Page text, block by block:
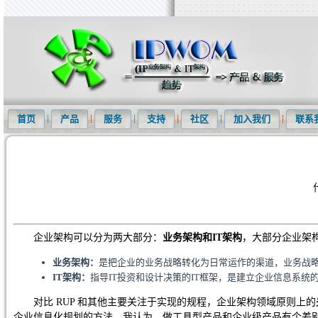
首页 产品 服务 支持 社区 加入我们 联系
企业架构可以分为两大部分： 业务架构和IT架构，大部分企业架
业务架构： 是把企业的业务战略转化为日常运作的渠道，业务战
IT架构： 指导IT投资和设计决策的IT框架，是建立企业信息系统
对比 RUP 和其他主要关注于实现的规程，企业架构领域原则上的